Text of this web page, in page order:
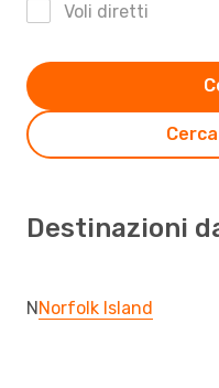
Voli diretti
Destinazioni
NNorfolk Island